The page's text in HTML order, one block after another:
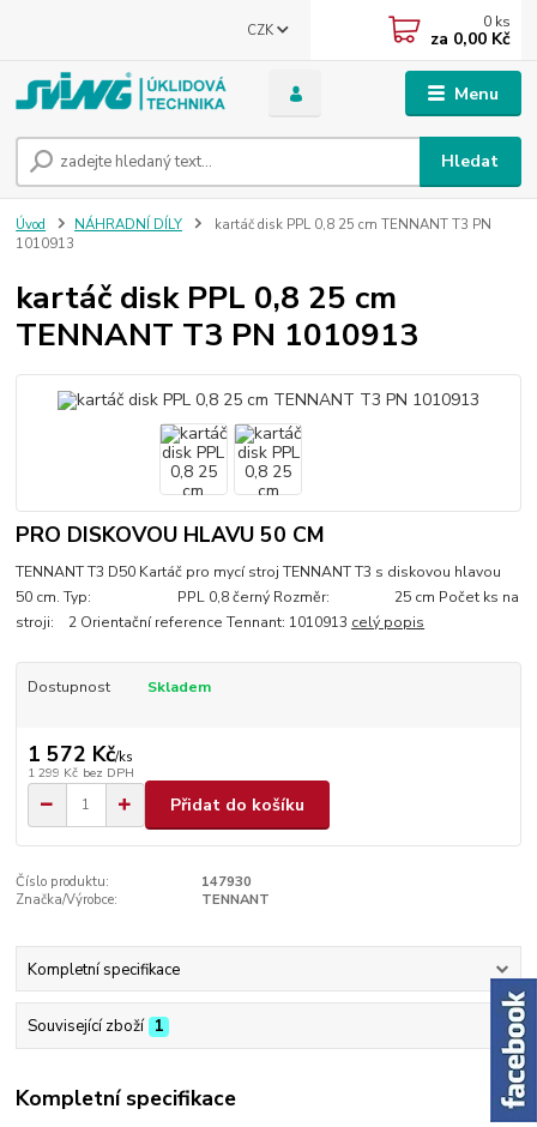
Menu
CZK
Hledat
0 ks
za 0,00 Kč
Úvod NÁHRADNÍ DÍLY
kartáč disk PPL 0,8 25 cm TENNANT T3 PN
1010913
kartáč disk PPL 0,8 25 cm
TENNANT T3 PN 1010913
PRO DISKOVOU HLAVU 50 CM
TENNANT T3 D50 Kartáč pro mycí stroj TENNANT T3 s diskovou hlavou
50 cm. Typ: PPL 0,8 černý Rozměr: 25 cm Počet ks na
stroji: 2 Orientační reference Tennant: 1010913 celý popis
Dostupnost Skladem
1 572 Kč/ks
1 299 Kč bez DPH
Přidat do košíku
Číslo produktu:
147930
Značka/Výrobce:
TENNANT
Kompletní specifikace
Související zboží 1
Kompletní specifikace